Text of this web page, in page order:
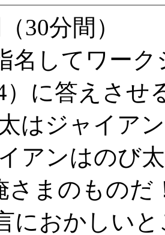
30分間）
してワーク
）に答えさせ
はジャイア
アンはのび
さまのもの
におかしい